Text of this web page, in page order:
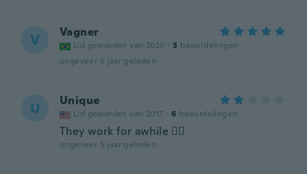
V Vagner
Lid geworden van 2020 · 3 beoordelingen
ongeveer 5 jaar geleden
U Unique
Lid geworden van 2017 · 6 beoordelingen
They work for awhile 👍🏼
ongeveer 5 jaar geleden